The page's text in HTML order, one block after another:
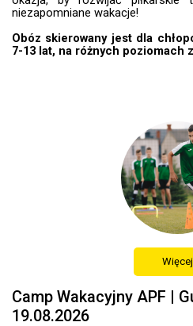
niezapomniane wakacje!
Obóz skierowany jest dla
7-13 lat, na różnych poziomach
Więcej
Camp Wakacyjny APF |
19.08.2026